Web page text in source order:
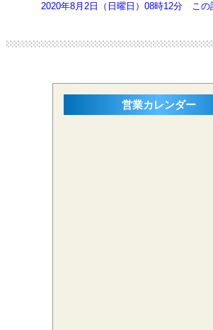
2020年8月2日（日曜日）08時12分 この
営業カレンダー